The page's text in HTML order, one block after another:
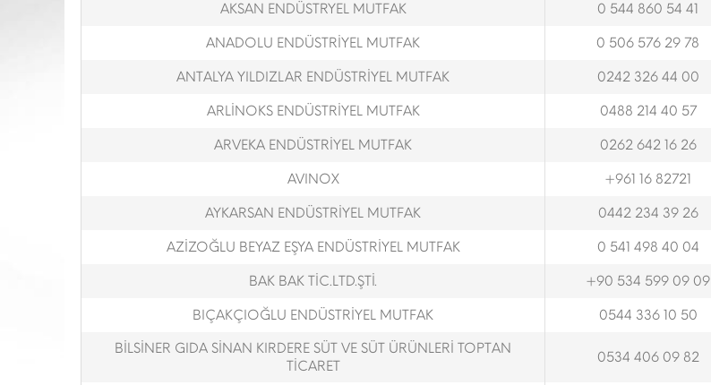
AKSAN ENDÜSTRYEL MUTFAK 0 544 860 54 41
ANADOLU ENDÜSTRİYEL MUTFAK 0 506 576 29 78
ANTALYA YILDIZLAR ENDÜSTRİYEL MUTFAK 0242 326 44 00
ARLİNOKS ENDÜSTRİYEL MUTFAK 0488 214 40 57
ARVEKA ENDÜSTRİYEL MUTFAK 0262 642 16 26
AVINOX +961 16 82721
AYKARSAN ENDÜSTRİYEL MUTFAK 0442 234 39 26
AZİZOĞLU BEYAZ EŞYA ENDÜSTRİYEL MUTFAK 0 541 498 40 04
BAK BAK TİC.LTD.ŞTİ. +90 534 599 09 09
BIÇAKÇIOĞLU ENDÜSTRİYEL MUTFAK 0544 336 10 50
BİLSİNER GIDA SİNAN KIRDERE SÜT VE SÜT ÜRÜNLERİ TOPTAN
TİCARET
0534 406 09 82